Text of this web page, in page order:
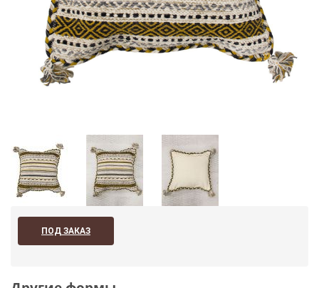
ПОД ЗАКАЗ